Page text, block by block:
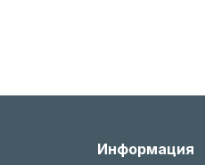
Информация